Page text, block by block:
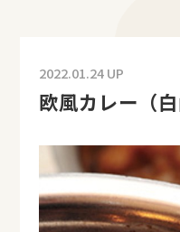
2022.01.24 UP
欧風カレー（白